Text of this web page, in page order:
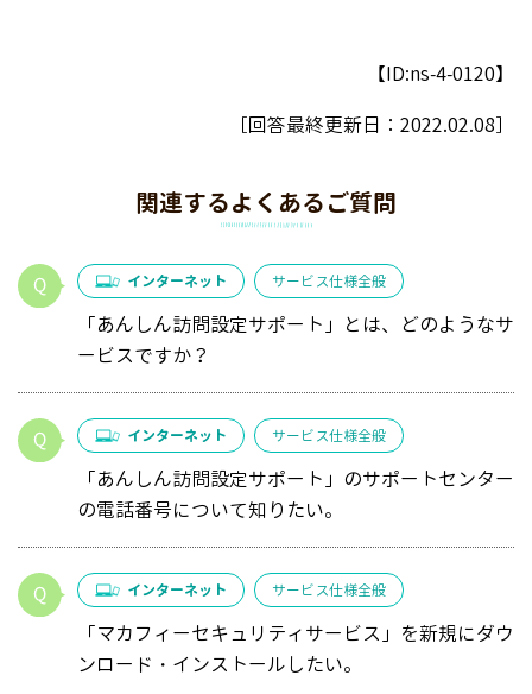
【ID:ns-4-0120】
［回答最終更新日： 2022.02.08］
関連するよくあるご質問
インターネット サービス仕様全般
「あんしん訪問設定サポート」とは、どのようなサ
ービスですか？
インターネット サービス仕様全般
「あんしん訪問設定サポート」のサポートセンター
の電話番号について知りたい。
インターネット サービス仕様全般
「マカフィーセキュリティサービス」を新規にダウ
ンロード・インストールしたい。